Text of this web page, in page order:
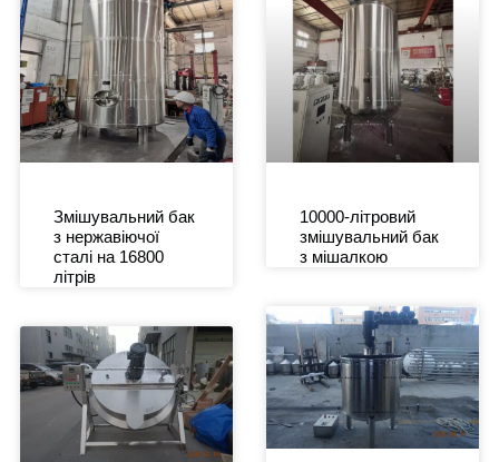
Змішувальний бак
з нержавіючої
сталі на 16800
літрів
10000-літровий
змішувальний бак
з мішалкою